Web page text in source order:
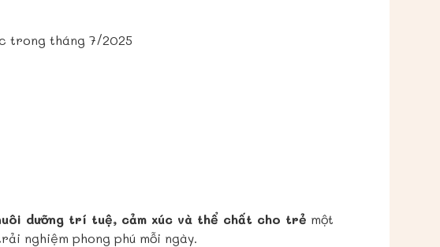
trong tháng 7/2025
dưỡng trí tuệ, cảm xúc và thể chất cho trẻ một
nghiệm phong phú mỗi ngày.